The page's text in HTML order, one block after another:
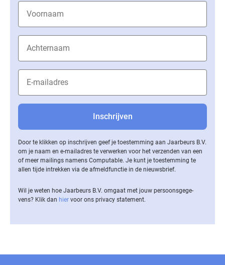
Door te klikken op inschrijven geef je toestemming aan Jaarbeurs B.V.
om je naam en e-mailadres te verwerken voor het verzenden van een
of meer mailings namens Computable. Je kunt je toestemming te
allen tijde intrekken via de af­meld­func­tie in de nieuwsbrief.
Wil je weten hoe Jaarbeurs B.V. omgaat met jouw per­soons­ge­ge­
vens? Klik dan hier voor ons privacy statement.